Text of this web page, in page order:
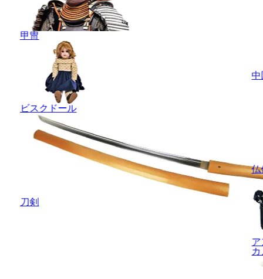
甲冑
ビスクドール
刀剣
中
仏
ア